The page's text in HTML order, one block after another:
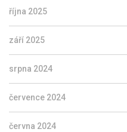
října 2025
září 2025
srpna 2024
července 2024
června 2024